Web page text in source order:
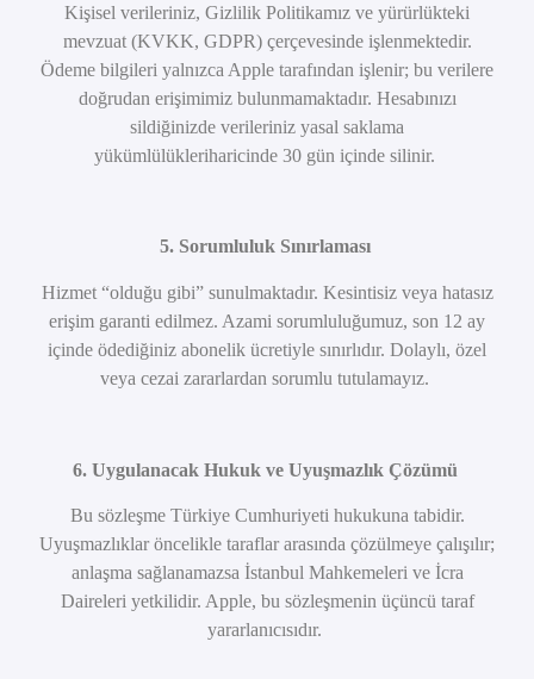
Kişisel verileriniz, Gizlilik Politikamız ve yürürlükteki
mevzuat (KVKK, GDPR) çerçevesinde işlenmektedir.
Ödeme bilgileri yalnızca Apple tarafından işlenir; bu verilere
doğrudan erişimimiz bulunmamaktadır. Hesabınızı
sildiğinizde verileriniz yasal saklama
yükümlülükleriharicinde 30 gün içinde silinir.
5. Sorumluluk Sınırlaması
Hizmet “olduğu gibi” sunulmaktadır. Kesintisiz veya hatasız
erişim garanti edilmez. Azami sorumluluğumuz, son 12 ay
içinde ödediğiniz abonelik ücretiyle sınırlıdır. Dolaylı, özel
veya cezai zararlardan sorumlu tutulamayız.
6. Uygulanacak Hukuk ve Uyuşmazlık Çözümü
Bu sözleşme Türkiye Cumhuriyeti hukukuna tabidir.
Uyuşmazlıklar öncelikle taraflar arasında çözülmeye çalışılır;
anlaşma sağlanamazsa İstanbul Mahkemeleri ve İcra
Daireleri yetkilidir. Apple, bu sözleşmenin üçüncü taraf
yararlanıcısıdır.